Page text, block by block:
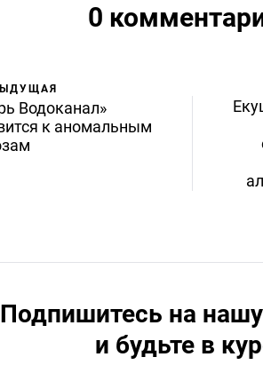
0
Водоканал»
к аномальным
Подпишитесь на
и будьте в